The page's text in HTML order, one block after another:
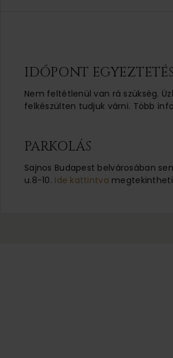
IDŐPONT
Nem feltétlenül van rá szükség.
felkészülten tudjuk várni. Több
PARKOLÁS
Sajnos Budapest belvárosában
u.8-10. Ide kattintva